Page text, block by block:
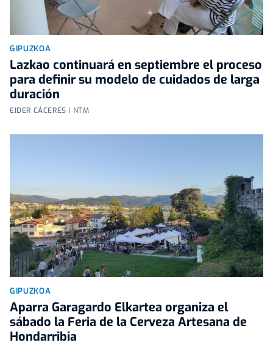
GIPUZKOA
Lazkao continuará en septiembre el proceso
para definir su modelo de cuidados de larga
duración
EIDER CÁCERES | NTM
GIPUZKOA
Aparra Garagardo Elkartea organiza el
sábado la Feria de la Cerveza Artesana de
Hondarribia